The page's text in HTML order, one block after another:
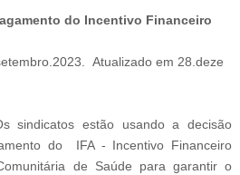
do Incentivo Financeiro
.2023. Atualizado em 28.deze
sindicatos estão usando a decisão
do
IFA - Incentivo Financeiro
de Saúde para garantir o